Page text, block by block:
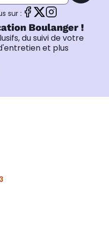
sur :
Boulanger !
du suivi de votre
et plus